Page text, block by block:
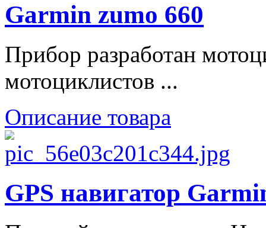
Garmin zumo 660
Прибор разработан
мотоциклистов ...
Описание товара
GPS навигатор